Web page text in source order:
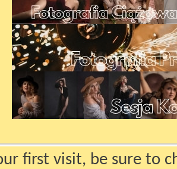
first visit, be sure to